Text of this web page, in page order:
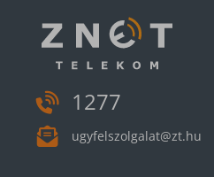
1277
ugyfelszolgalat@zt.hu